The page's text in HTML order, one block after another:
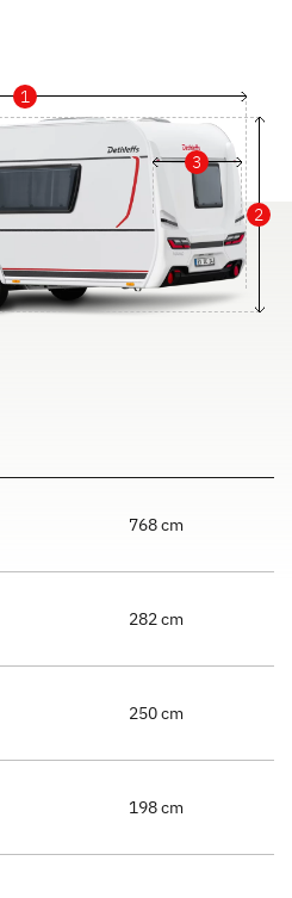
1
2
3
768 cm
282 cm
250 cm
198 cm